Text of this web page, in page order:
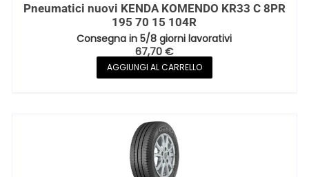
Pneumatici nuovi KENDA KOMENDO KR33 C 8PR
195 70 15 104R
Consegna in 5/8 giorni lavorativi
67,70€
AGGIUNGI AL CARRELLO